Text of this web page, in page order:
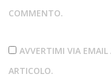
COMMENTO.
AVVERTIMI VIA
ARTICOLO.